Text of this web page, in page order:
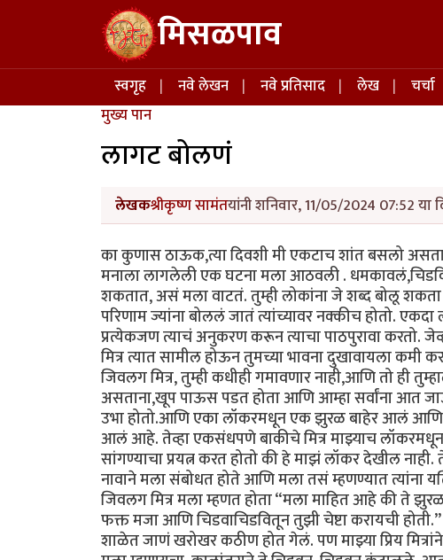
Skip to main content मिसळपाव
Main navigation
स्वगृह नवे लेखन नवे प्रतिसाद लेख चर्चा
मुख्य पान
लागट बोलणं
लेखकश्रीकृष्ण सामंतयांनी शनिवार, 11/05/2024 07:52 या
का कुणास ठाऊक,त्या दिवशी मी एकटाच शांत बसलो
मनाला लागलेली एक घटना मला आठवली .
शकतात, असं मला वाटतं. तुम्ही लोकांना जे शब्द बोलू
परिणाम ज्यांना बोललं जातं त्यांच्यावर नक्कीच होतो.
प्रत्येकजण त्याचं अनुकरण करून त्याचा पाठपुरावा करतो.
मित्र त्यात सामील होऊन तुमच्या भावना दुखावायला कमी
जिवलग मित्र, तुम्ही कधीही गमावणार नाही,आणि तो ही
असताना,खूप पाऊस पडत होता आणि आम्हा सर्वांना आत
उभा होतो.आणि एका लॉकरमधून एक झुरळ बाहेर आलं आणि
आलं आहे. तेव्हा एकसंधपणे बाकीचे मित्र माझ्याच
सांगण्याचा प्रयत्न करत होतो की हे माझं लॉकर देखील
नावाने मला संबोधत होते आणि मला तसं म्हणण्यात त्यांना
जिवलग मित्र मला म्हणत होता “मला माहित आहे की ते
फक्त मजा आणि चिडवाचिडवितून तुझी चेष्टा करायची
शाळेत जाणं खरोखर कठीण होत गेलं. पण माझ्या प्रिय